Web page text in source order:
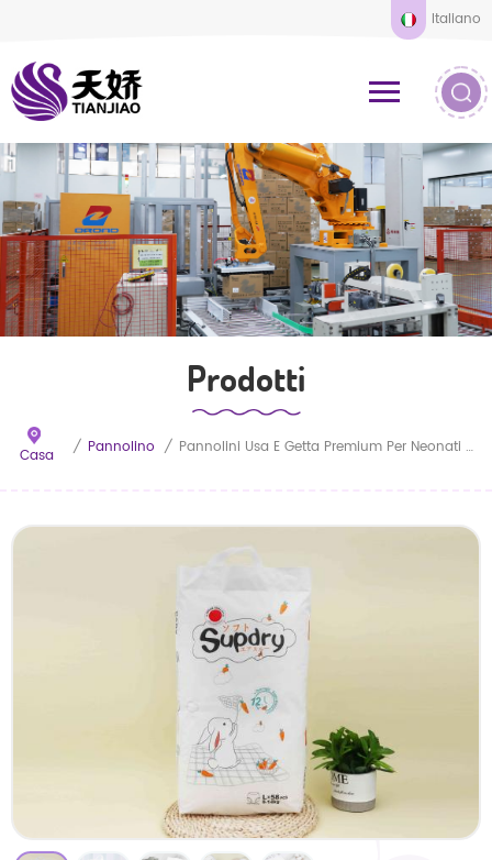
Italiano
Prodotti
Casa / Pannolino / Pannolini Usa E Getta Premium Per Neonati Morbidi E Convenienti